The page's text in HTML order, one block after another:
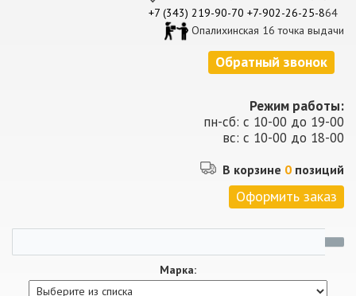
+7 (343) 219-90-70 +7-902-26-25-864
Опалихинская 16 точка выдачи
Обратный звонок
Режим работы:
пн-сб: с 10-00 до 19-00
вс: с 10-00 до 18-00
В корзине 0 позиций
Оформить заказ
Марка: